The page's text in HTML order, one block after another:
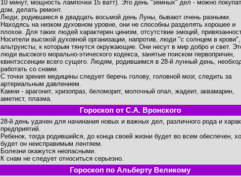
10 минут, мощность лампочки 15 ватт). Это день "земных" дел - можно
дом, делать ремонт.
Люди, родившиеся в двадцать восьмой день Луны, бывают очень разными.
Находясь на низком духовном уровне, они не способны разделять хорошее и
плохое. Для таких людей характерен цинизм, отсутствие эмоций,
Носители высокой духовной организации, напротив, люди "с солнцем в
альтруисты, к которым тянутся окружающие. Они несут в мир добро и свет.
люди высокого морально-этического кодекса, занятые поиском первопричин,
квинтэссенции всего сущего. Людям, родившимся в 28-й лунный день,
работать со снами.
С точки зрения медицины следует беречь голову, головной мозг, следить за
артериальным давлением.
Камни - арагонит, хризопраз, беломорит, молочный опал, жадеит, аквамарин,
аметист, плазма.
Гороскоп от С.А. Вронского
28-й день удачен для начинания новых и важных дел, различного рода и
предприятий.
Ребенок, тогда родившийся, до конца своей жизни будет во всем обеспечен,
будет он неисправимым лентяем.
Болезни окажутся неопасными.
К снам не следует относиться серьезно.
Гороскоп по Альберту Великому